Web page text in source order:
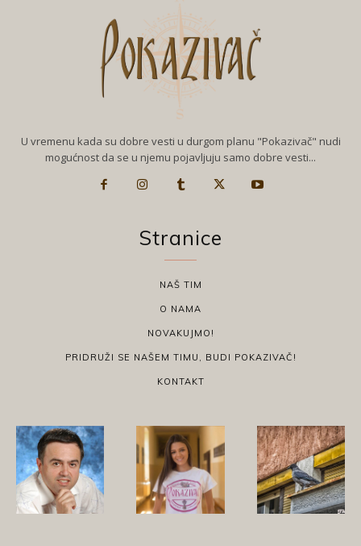
U vremenu kada su dobre vesti u durgom planu "Pokazivač" nudi
mogućnost da se u njemu pojavljuju samo dobre vesti...
Stranice
NAŠ TIM
O NAMA
NOVAKUJMO!
PRIDRUŽI SE NAŠEM TIMU, BUDI POKAZIVAČ!
KONTAKT